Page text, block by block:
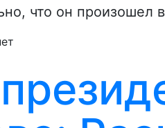
что он произошел